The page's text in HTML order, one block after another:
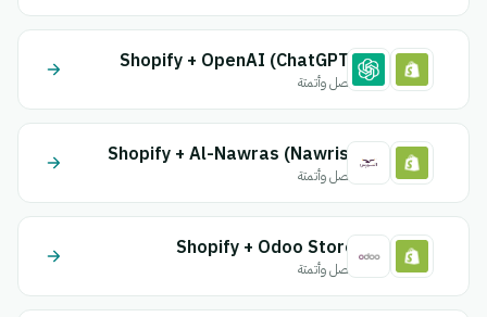
Shopify + OpenAI (ChatGPT)
اتصل وأتمتة
Shopify + Al-Nawras (Nawris)
اتصل وأتمتة
Shopify + Odoo Store
اتصل وأتمتة